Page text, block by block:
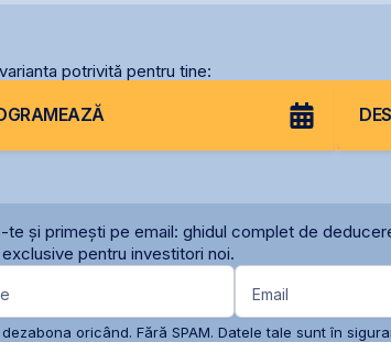
potrivită pentru tine:
te și primești pe email: ghidul complet de
pentru investitori noi.
Email
oricând. Fără SPAM. Datele tale sunt în